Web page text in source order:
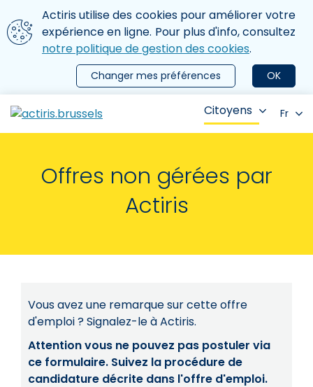
Aller au contenu principal
Nous utilisons des cookies
Actiris utilise des cookies pour améliorer votre
expérience en ligne. Pour plus d'info, consultez
notre politique de gestion des cookies.
OK
Changer mes préférences
le menu
Citoyens Fr
Offres non gérées par
Actiris
Vous avez une remarque sur cette offre
d'emploi ? Signalez-le à Actiris.
Attention vous ne pouvez pas postuler via
ce formulaire. Suivez la procédure de
candidature décrite dans l'offre d'emploi.